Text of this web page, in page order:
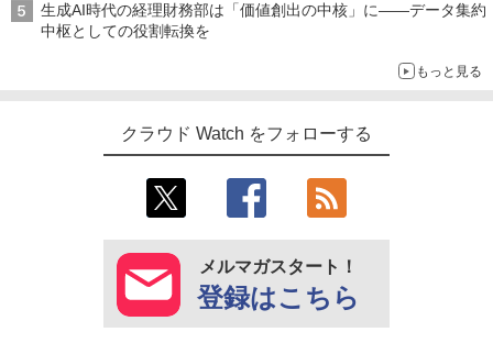
生成AI時代の経理財務部は「価値創出の中核」に――データ集約
中枢としての役割転換を
もっと見る
クラウド Watch をフォローする
メルマガスタート！
登録はこちら